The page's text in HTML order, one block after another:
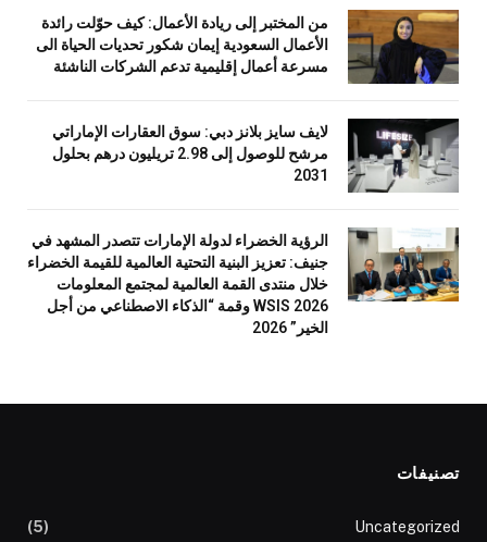
من المختبر إلى ريادة الأعمال: كيف حوّلت رائدة
الأعمال السعودية إيمان شكور تحديات الحياة الى
مسرعة أعمال إقليمية تدعم الشركات الناشئة
لايف سايز بلانز دبي: سوق العقارات الإماراتي
مرشح للوصول إلى 2.98 تريليون درهم بحلول
2031
الرؤية الخضراء لدولة الإمارات تتصدر المشهد في
جنيف: تعزيز البنية التحتية العالمية للقيمة الخضراء
خلال منتدى القمة العالمية لمجتمع المعلومات
WSIS 2026 وقمة “الذكاء الاصطناعي من أجل
الخير” 2026
تصنيفات
Uncategorized
(5)